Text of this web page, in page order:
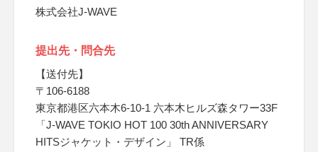
株式会社J-WAVE
提出先・問合先
【送付先】
〒106-6188
東京都港区六本木6-10-1 六本木ヒルズ森タワー33F
「J-WAVE TOKIO HOT 100 30th ANNIVERSARY
HITSジャケット・デザイン」 TR係